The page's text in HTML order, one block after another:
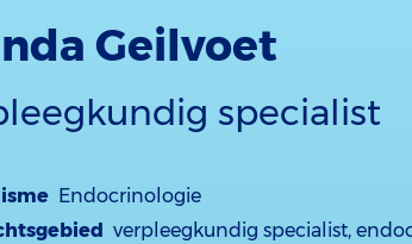
Geilvoet
specialist
Endocrinologie
verpleegkundig specialist,